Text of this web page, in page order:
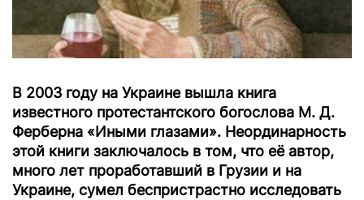
В 2003 году на Украине вышла книга
известного протестантского богослова М. Д.
Ферберна «Иными глазами». Неординарность
этой книги заключалось в том, что её автор,
много лет проработавший в Грузии и на
Украине, сумел беспристрастно исследовать